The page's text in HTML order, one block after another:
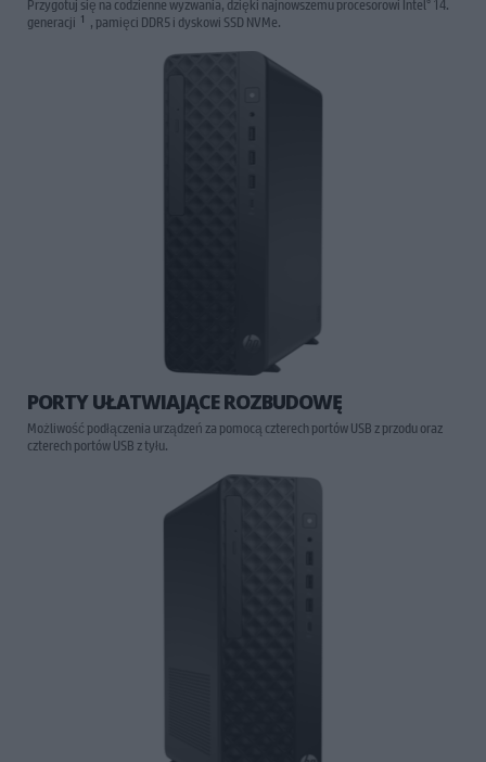
Przygotuj się na codzienne wyzwania, dzięki najnowszemu procesorowi Intel 14.
generacji 1 , pamięci DDR5 i dyskowi SSD NVMe.
PORTY UŁATWIAJĄCE ROZBUDOWĘ
Możliwość podłączenia urządzeń za pomocą czterech portów USB z przodu oraz
czterech portów USB z tyłu.